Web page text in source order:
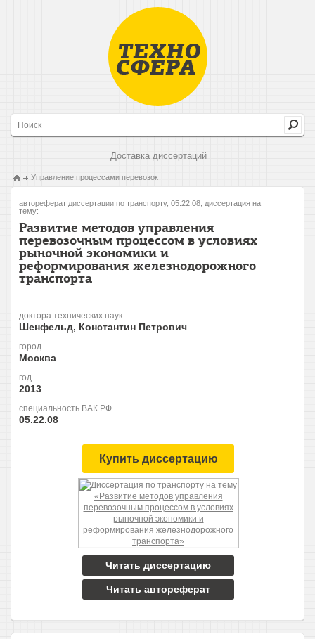
Доставка диссертаций
Управление процессами перевозок
автореферат диссертации по транспорту, 05.22.08, диссертация на
тему:
Развитие методов управления
перевозочным процессом в условиях
рыночной экономики и
реформирования железнодорожного
транспорта
доктора технических наук
Шенфельд, Константин Петрович
город
Москва
год
2013
специальность ВАК РФ
05.22.08
Купить диссертацию
Читать диссертацию
Читать автореферат